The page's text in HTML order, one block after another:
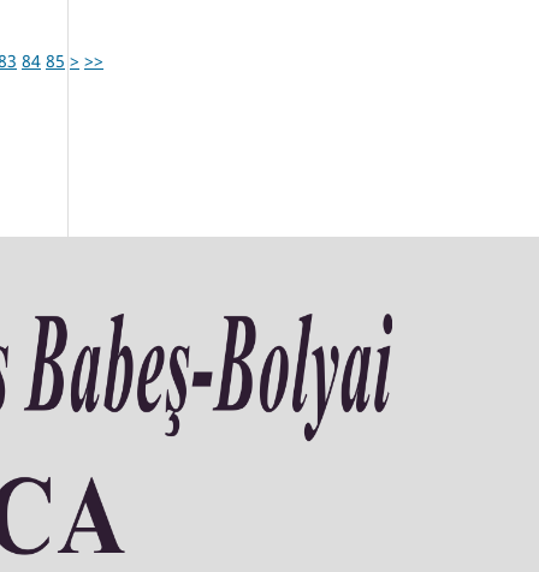
84 85 > >>